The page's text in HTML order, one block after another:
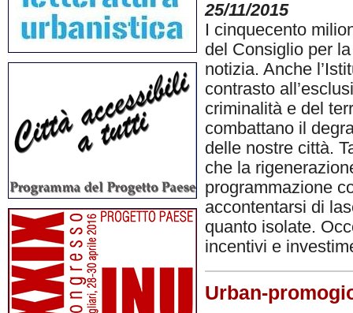
25/11/2015
I cinquecento
del Consiglio per
notizia. Anche
contrasto
criminalità e del
combattano il
delle nostre città.
che la
programmazione
accontentarsi di
quanto isolate.
incentivi e
Urban-